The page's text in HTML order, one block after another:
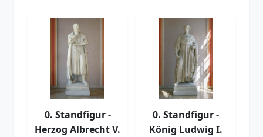
0. Standfigur -
Herzog Albrecht V.
0. Standfigur -
König Ludwig I.